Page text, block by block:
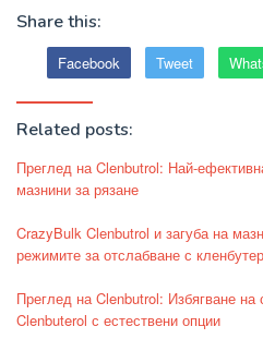
Share this:
Facebook Tweet
Related posts:
Преглед на Clenbutrol: Най-
мазнини за рязане
CrazyBulk Clenbutrol и загуба на
режимите за отслабване с
Преглед на Clenbutrol: Избягване на
Clenbuterol с естествени опции